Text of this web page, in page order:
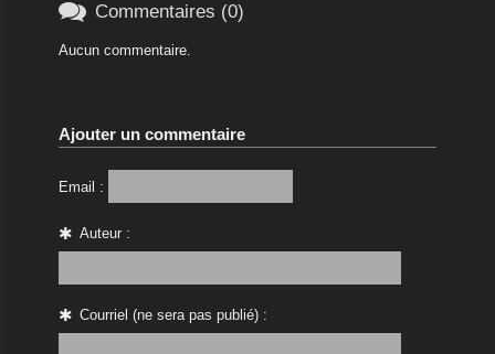
 Commentaires (0)
Aucun commentaire.
Ajouter un commentaire
Email :
Auteur :
Courriel (ne sera pas publié) :